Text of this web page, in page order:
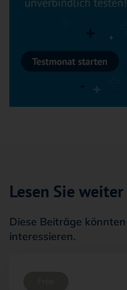
Lesen Sie weiter
Diese Beiträge
interessieren.